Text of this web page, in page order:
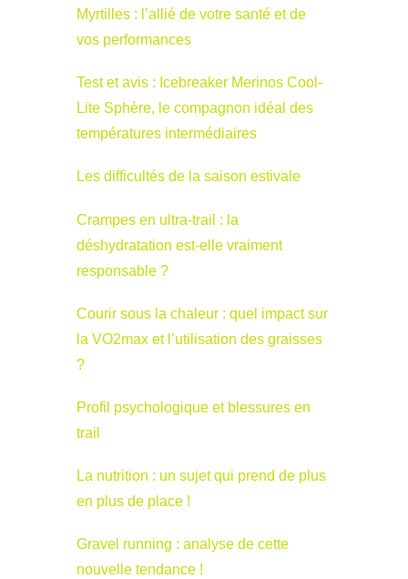
Myrtilles : l’allié de votre santé et de
vos performances
Test et avis : Icebreaker Merinos Cool-
Lite Sphère, le compagnon idéal des
températures intermédiaires
Les difficultés de la saison estivale
Crampes en ultra-trail : la
déshydratation est-elle vraiment
responsable ?
Courir sous la chaleur : quel impact sur
la VO2max et l’utilisation des graisses
?
Profil psychologique et blessures en
trail
La nutrition : un sujet qui prend de plus
en plus de place !
Gravel running : analyse de cette
nouvelle tendance !